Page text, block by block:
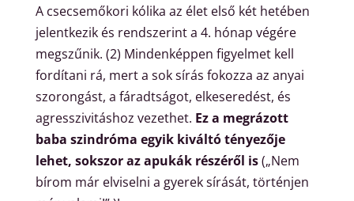
A csecsemőkori kólika az élet első két hetében
jelentkezik és rendszerint a 4. hónap végére
megszűnik. (2) Mindenképpen figyelmet kell
fordítani rá, mert a sok sírás fokozza az anyai
szorongást, a fáradtságot, elkeseredést, és
agresszivitáshoz vezethet. Ez a megrázott
baba szindróma egyik kiváltó tényezője
lehet, sokszor az apukák részéről is(„Nem
bírom már elviselni a gyerek sírását, történjen